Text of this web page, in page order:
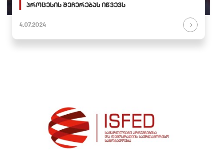
პროცესის შეჩერებას იწვევს
4.07.2024